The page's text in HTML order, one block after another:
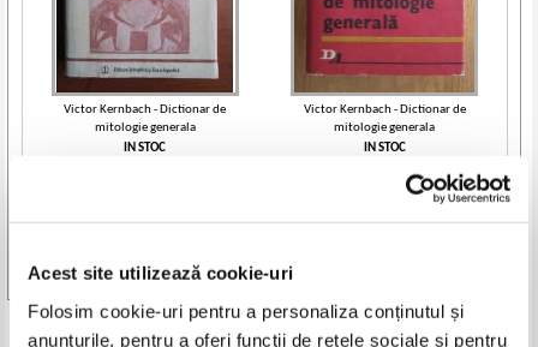
Acest site utilizează cookie-uri
Folosim cookie-uri pentru a personaliza conținutul și
anunțurile, pentru a oferi funcții de rețele sociale și pentru
Victor Kernbach - Dictionar de
mitologie generala
IN STOC
Victor Kernbach - Dictionar de
mitologie generala
IN STOC
Adaugă în coș
-20%
Vezi toate edițiile »
Produse din aceeasi categorie